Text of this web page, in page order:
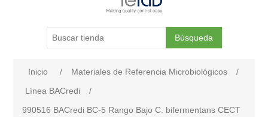
Búsqueda
Inicio / Materiales de Referencia Microbiológicos
/
Línea BACredi
/
990516 BACredi BC-5 Rango Bajo C. bifermentans CECT